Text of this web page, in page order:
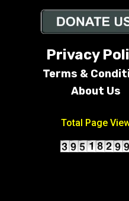
Privacy
Terms &
About Us
Total Page